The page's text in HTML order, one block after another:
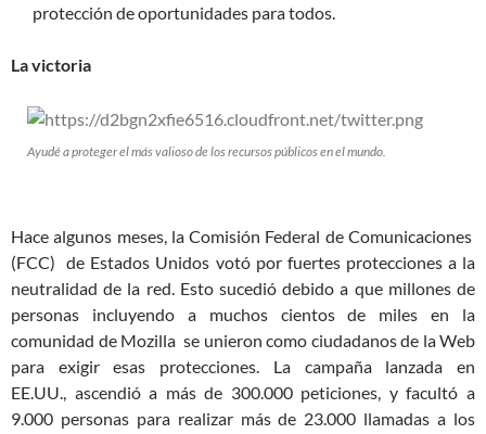
protección de oportunidades para todos.
La victoria
Ayudé a proteger el más valioso de los recursos públicos en el mundo.
Hace algunos meses, la Comisión Federal de Comunicaciones
(FCC) de Estados Unidos votó por fuertes protecciones a la
neutralidad de la red. Esto sucedió debido a que millones de
personas incluyendo a muchos cientos de miles en la
comunidad de Mozilla se unieron como ciudadanos de la Web
para exigir esas protecciones. La campaña lanzada en
EE.UU., ascendió a más de 300.000 peticiones, y facultó a
9.000 personas para realizar más de 23.000 llamadas a los